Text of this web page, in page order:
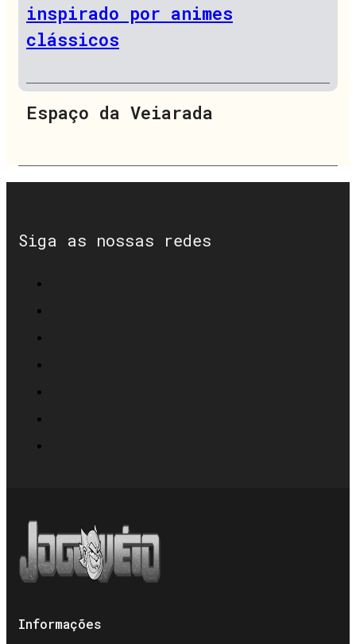
inspirado por animes
clássicos
Espaço da Veiarada
Siga as nossas redes
Informações